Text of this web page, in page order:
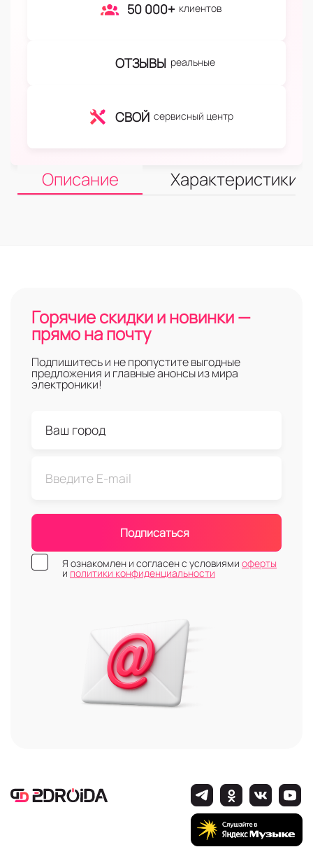
50 000+ клиентов
ОТЗЫВЫ реальные
СВОЙ сервисный центр
Описание Характеристики
Горячие скидки и новинки —
прямо на почту
Подпишитесь и не пропустите выгодные
предложения и главные анонсы из мира
электроники!
Подписаться
Я ознакомлен и согласен с условиями оферты
и политики конфиденциальности